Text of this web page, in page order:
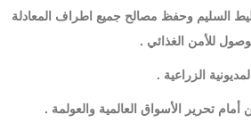
السليم وحفظ مصالح جميع اطراف المعادلة
للأمن الغذائي .
الزراعية .
أمام تحرير الأسواق العالمية والعولمة .